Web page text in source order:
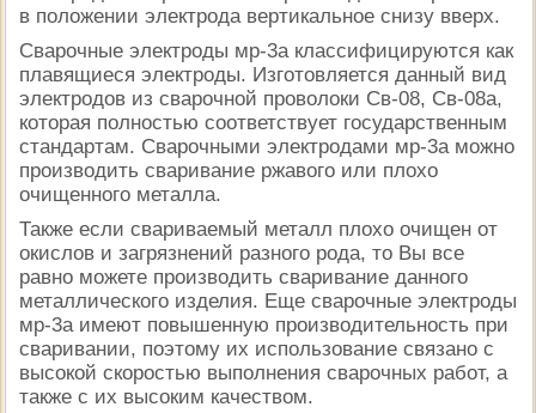
в положении электрода вертикальное снизу вверх.
Сварочные электроды мр-3а классифицируются как
плавящиеся электроды. Изготовляется данный вид
электродов из сварочной проволоки Св-08, Св-08а,
которая полностью соответствует государственным
стандартам. Сварочными электродами мр-3а можно
производить сваривание ржавого или плохо
очищенного металла.
Также если свариваемый металл плохо очищен от
окислов и загрязнений разного рода, то Вы все
равно можете производить сваривание данного
металлического изделия. Еще сварочные электроды
мр-3а имеют повышенную производительность при
сваривании, поэтому их использование связано с
высокой скоростью выполнения сварочных работ, а
также с их высоким качеством.